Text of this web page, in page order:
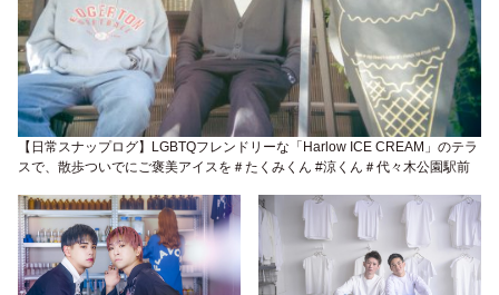
【日常スナップログ】LGBTQフレンドリーな「Harlow ICE CREAM」のテラ
スで、散歩ついでにご褒美アイスを＃たくみくん #涼くん＃代々木公園駅前